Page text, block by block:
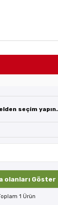
seçim yapın.
olanları Göster
1 Ürün